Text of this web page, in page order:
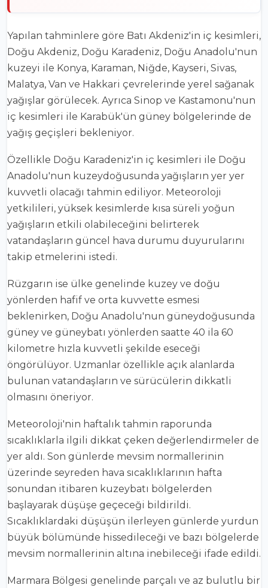
Yapılan tahminlere göre Batı Akdeniz'in iç kesimleri,
Doğu Akdeniz, Doğu Karadeniz, Doğu Anadolu'nun
kuzeyi ile Konya, Karaman, Niğde, Kayseri, Sivas,
Malatya, Van ve Hakkari çevrelerinde yerel sağanak
yağışlar görülecek. Ayrıca Sinop ve Kastamonu'nun
iç kesimleri ile Karabük'ün güney bölgelerinde de
yağış geçişleri bekleniyor.
Özellikle Doğu Karadeniz'in iç kesimleri ile Doğu
Anadolu'nun kuzeydoğusunda yağışların yer yer
kuvvetli olacağı tahmin ediliyor. Meteoroloji
yetkilileri, yüksek kesimlerde kısa süreli yoğun
yağışların etkili olabileceğini belirterek
vatandaşların güncel hava durumu duyurularını
takip etmelerini istedi.
Rüzgarın ise ülke genelinde kuzey ve doğu
yönlerden hafif ve orta kuvvette esmesi
beklenirken, Doğu Anadolu'nun güneydoğusunda
güney ve güneybatı yönlerden saatte 40 ila 60
kilometre hızla kuvvetli şekilde eseceği
öngörülüyor. Uzmanlar özellikle açık alanlarda
bulunan vatandaşların ve sürücülerin dikkatli
olmasını öneriyor.
Meteoroloji'nin haftalık tahmin raporunda
sıcaklıklarla ilgili dikkat çeken değerlendirmeler de
yer aldı. Son günlerde mevsim normallerinin
üzerinde seyreden hava sıcaklıklarının hafta
sonundan itibaren kuzeybatı bölgelerden
başlayarak düşüşe geçeceği bildirildi.
Sıcaklıklardaki düşüşün ilerleyen günlerde yurdun
büyük bölümünde hissedileceği ve bazı bölgelerde
mevsim normallerinin altına inebileceği ifade edildi.
Marmara Bölgesi genelinde parçalı ve az bulutlu bir